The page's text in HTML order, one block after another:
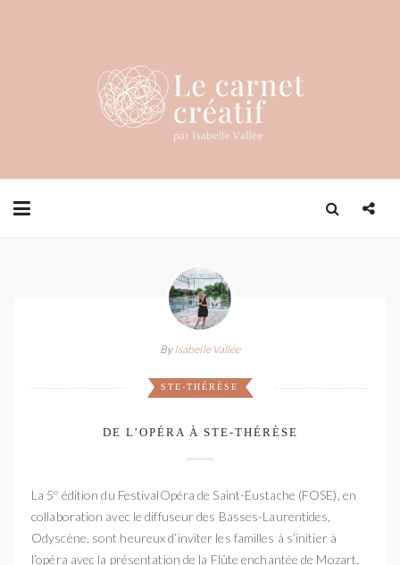
ByIsabelle Vallée
STE-THÉRÈSE
DE L’OPÉRA À STE-THÉRÈSE
La 5e édition du FestivalOpéra de Saint-Eustache (FOSE), en
collaboration avec le diffuseur des Basses-Laurentides,
Odyscène, sont heureux d’inviter les familles à s’initier à
l’opéra avec la présentation de la Flûte enchantée de Mozart,